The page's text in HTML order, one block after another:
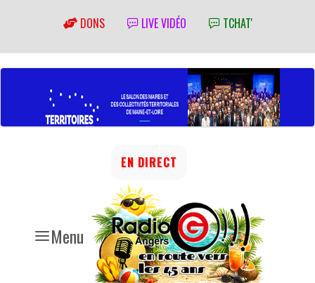
DONS LIVE VIDÉO TCHAT'
Menu
EN DIRECT